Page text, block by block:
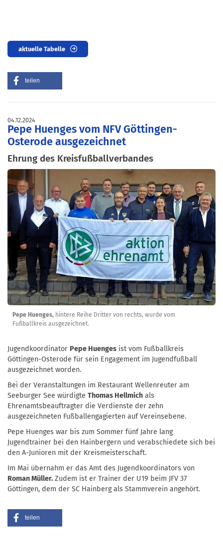
aktuelle Tabelle
teilen
04.12.2024
Pepe Huenges vom NFV Göttingen-
Osterode ausgezeichnet
Ehrung des Kreisfußballverbandes
Pepe Huenges, hintere Reihe Dritter von rechts, wurde vom
Fußballkreis ausgezeichnet.
Jugendkoordinator Pepe Huenges ist vom Fußballkreis
Göttingen-Osterode für sein Engagement im Jugendfußball
ausgezeichnet worden.
Bei der Veranstaltungen im Restaurant Wellenreuter am
Seeburger See würdigte Thomas Hellmich als
Ehrenamtsbeauftragter die Verdienste der zehn
ausgezeichneten Fußballengagierten auf Vereinsebene.
Pepe Huenges war bis zum Sommer fünf Jahre lang
Jugendtrainer bei den Hainbergern und verabschiedete sich bei
den A-Junioren mit der Kreismeisterschaft.
Im Mai übernahm er das Amt des Jugendkoordinators von
Roman Müller. Zudem ist er Trainer der U19 beim JFV 37
Göttingen, dem der SC Hainberg als Stammverein angehört.
teilen